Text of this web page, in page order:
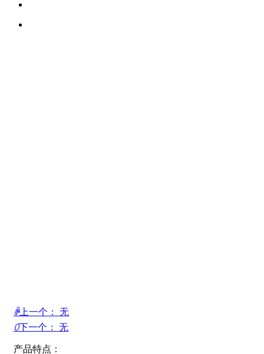
ꄴ上一个：
无
ꄲ下一个： 无
产品特点：